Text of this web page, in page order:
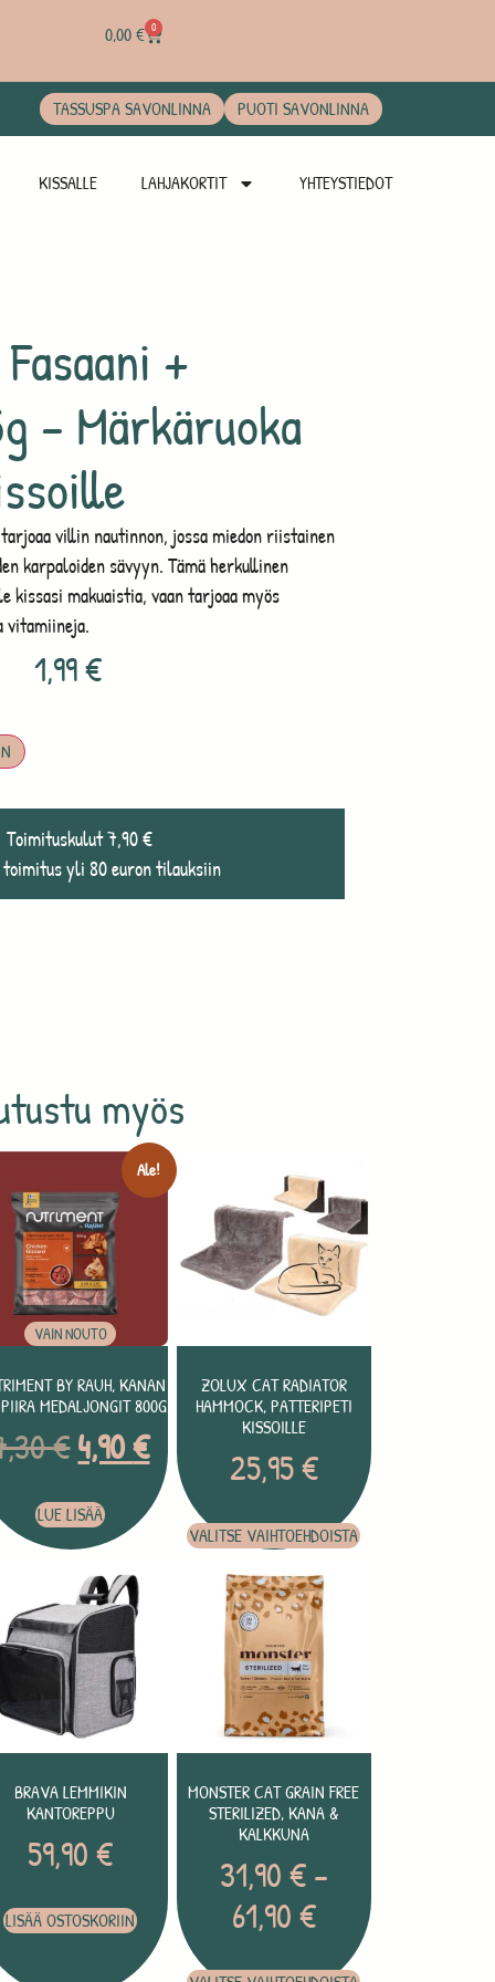
0,00€ 0
TASSUSPA SAVONLINNA PUOTI SAVONLINNA
KISSALLE LAHJAKORTIT YHTEYSTIEDOT
Fasaani +
– Märkäruoka
tarjoaa villin nautinnon, jossa miedon riistainen
karpaloiden sävyyn. Tämä herkullinen
kissasi makuaistia, vaan tarjoaa myös
vitamiineja.
1,99€
Toimituskulut 7,90 €
toimitus yli 80 euron tilauksiin
myös
Ale!
VAIN NOUTO
BY RAUH, KANAN
MEDALJONGIT 800G
€4,90€
LUE LISÄÄ
ZOLUX CAT RADIATOR
HAMMOCK, PATTERIPETI
KISSOILLE
25,95€
VALITSE VAIHTOEHDOISTA
BRAVA LEMMIKIN
KANTOREPPU
59,90€
LISÄÄ OSTOSKORIIN
MONSTER CAT GRAIN FREE
STERILIZED, KANA &
KALKKUNA
31,90€–
61,90€